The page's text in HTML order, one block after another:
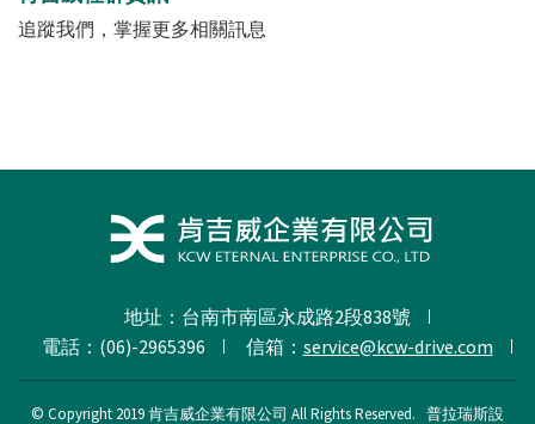
追蹤我們，掌握更多相關訊息
地址：台南市南區永成路2段838號
電話：(06)-2965396
信箱： service@kcw-drive.com
© Copyright 2019 肯吉威企業有限公司 All Rights Reserved. 普拉瑞斯設